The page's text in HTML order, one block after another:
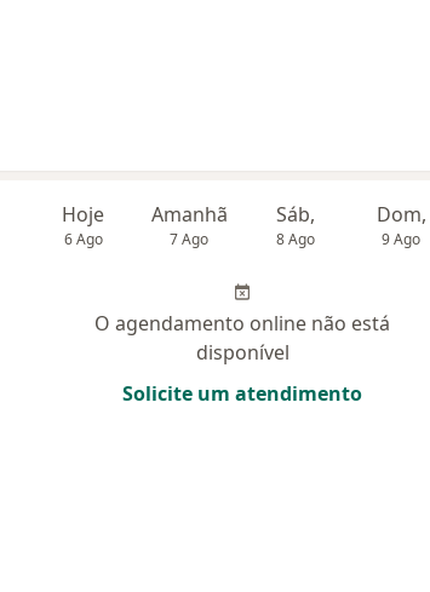
Hoje
6 Ago
Amanhã
7 Ago
Sáb,
8 Ago
Dom,
9 Ago
O agendamento online não está
disponível
Solicite um atendimento